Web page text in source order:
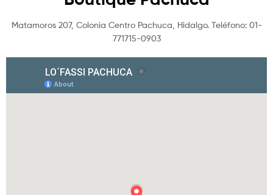
Matamoros 207, Colonia Centro Pachuca, Hidalgo. Teléfono: 01-
771715-0903